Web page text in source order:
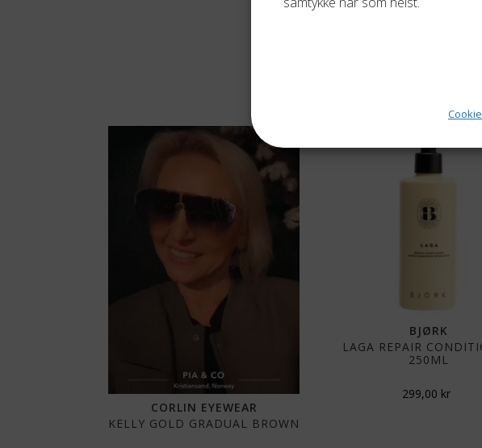
CORLIN EYEWEAR
KELLY GOLD GRADUAL BROWN
BJØRK
LAGA REPAIR
250ML
299,00 kr